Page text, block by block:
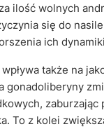
ilość wolnych
się do
ich
także na
gonadoliberyny
zaburzając
To z kolei